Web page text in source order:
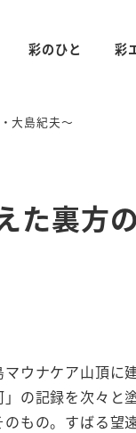
彩のひと 彩
大島紀夫～
た裏
ウナケア山頂に
の記録を次々と
もの。すばる望